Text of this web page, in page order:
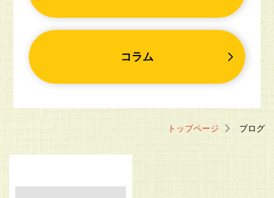
コラム
トップページ ブログ